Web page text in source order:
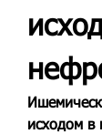
исходом в